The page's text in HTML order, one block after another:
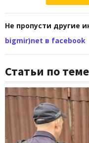
Не пропусти другие
bigmir)net в facebook
Статьи по теме